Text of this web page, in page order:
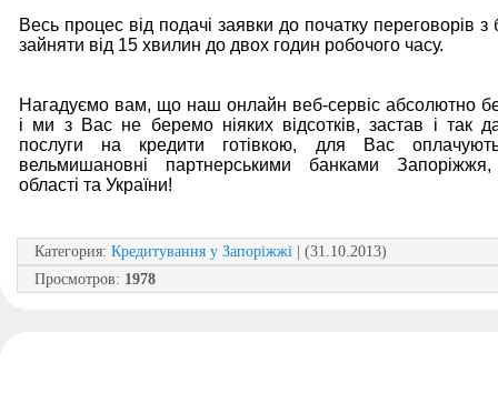
Весь процес від подачі заявки до початку переговорів
зайняти від 15 хвилин до двох годин робочого часу.
Нагадуємо вам, що наш онлайн веб-сервіс абсолютно
і ми з Вас не беремо ніяких відсотків, застав і так
послуги на кредити готівкою, для Вас
вельмишановні партнерськими банками Запоріжжя,
області та України!
Категория: Кредитування у Запоріжжі | (31.10.2013)
Просмотров: 1978